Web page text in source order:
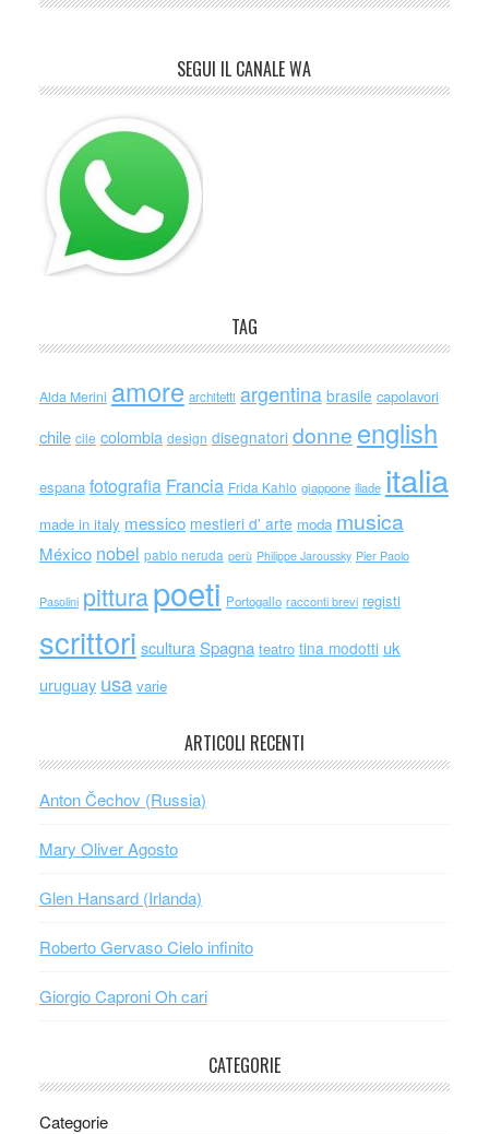
SEGUI IL CANALE WA
TAG
Alda Merini amore architetti argentina brasile capolavori
chile cile colombia design disegnatori donne english
espana fotografia Francia Frida Kahlo giappone iliade italia
made in italy messico mestieri d' arte moda musica
México nobel pablo neruda perù Philippe Jaroussky Pier Paolo
Pasolini pitturapoeti Portogallo racconti brevi registi
scrittori scultura Spagna teatro tina modotti uk
uruguay usa varie
ARTICOLI RECENTI
Anton Čechov (Russia)
Mary Oliver Agosto
Glen Hansard (Irlanda)
Roberto Gervaso Cielo infinito
Giorgio Caproni Oh cari
CATEGORIE
Categorie